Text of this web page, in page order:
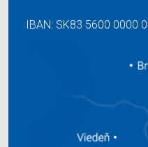
IBAN: SK83 5600 0000